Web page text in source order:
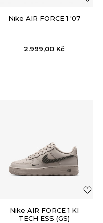
Nike AIR FORCE 1 '07
2.999,00 Kč
Nike AIR FORCE 1 KI
TECH ESS (GS)